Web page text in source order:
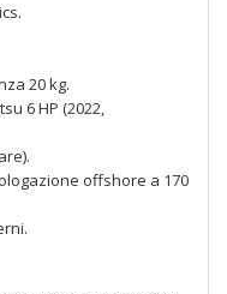
20 kg.
6 HP (2022,
offshore a 170